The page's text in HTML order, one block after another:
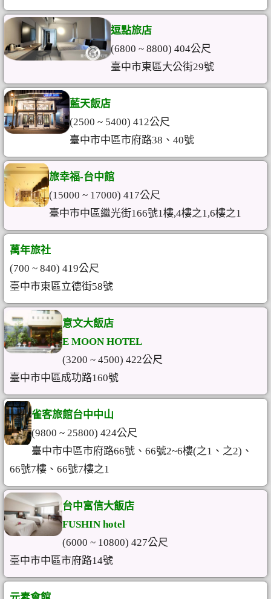
逗點旅店
(6800 ~ 8800) 404公尺
臺中市東區大公街29號
藍天飯店
(2500 ~ 5400) 412公尺
臺中市中區市府路38、40號
旅幸福-台中館
(15000 ~ 17000) 417公尺
臺中市中區繼光街166號1樓,4樓之1,6樓之1
萬年旅社
(700 ~ 840) 419公尺
臺中市東區立德街58號
意文大飯店
E MOON HOTEL
(3200 ~ 4500) 422公尺
臺中市中區成功路160號
雀客旅館台中中山
(9800 ~ 25800) 424公尺
臺中市中區市府路66號、66號2~6樓(之1、之2)、
66號7樓、66號7樓之1
台中富信大飯店
FUSHIN hotel
(6000 ~ 10800) 427公尺
臺中市中區市府路14號